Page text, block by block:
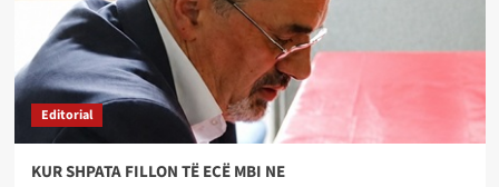
Editorial
KUR SHPATA FILLON TË ECË MBI NE